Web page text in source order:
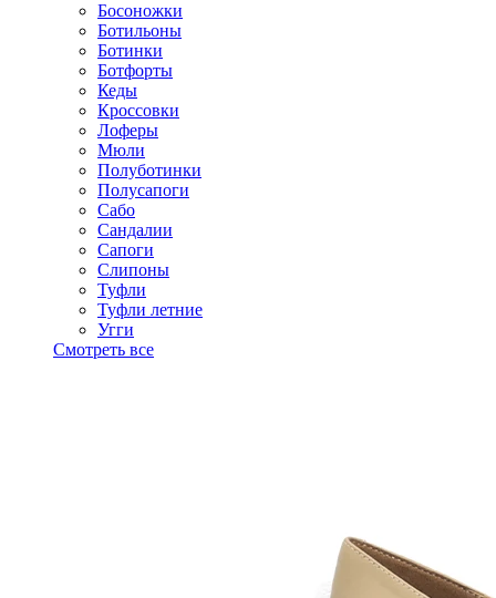
Босоножки
Ботильоны
Ботинки
Ботфорты
Кеды
Кроссовки
Лоферы
Мюли
Полуботинки
Полусапоги
Сабо
Сандалии
Сапоги
Слипоны
Туфли
Туфли летние
Угги
Смотреть все